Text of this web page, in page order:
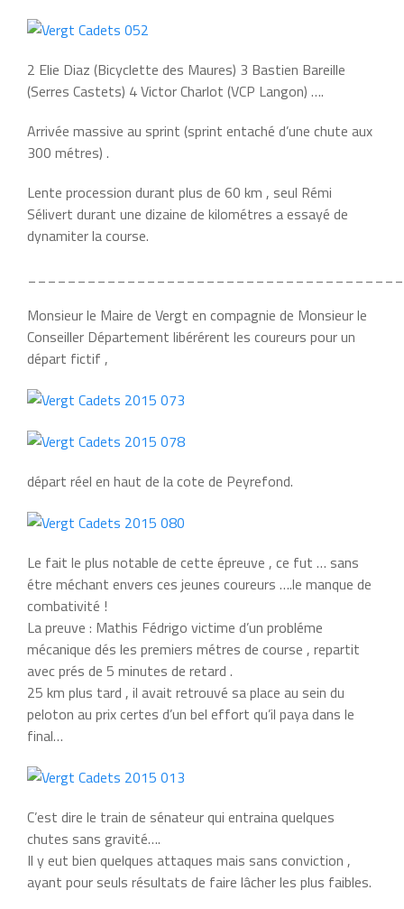
2 Elie Diaz (Bicyclette des Maures) 3 Bastien Bareille
(Serres Castets) 4 Victor Charlot (VCP Langon) ….
Arrivée massive au sprint (sprint entaché d’une chute aux
300 métres) .
Lente procession durant plus de 60 km , seul Rémi
Sélivert durant une dizaine de kilométres a essayé de
dynamiter la course.
Monsieur le Maire de Vergt en compagnie de Monsieur le
Conseiller Département libérérent les coureurs pour un
départ fictif ,
départ réel en haut de la cote de Peyrefond.
Le fait le plus notable de cette épreuve , ce fut … sans
étre méchant envers ces jeunes coureurs ….le manque de
combativité !
La preuve : Mathis Fédrigo victime d’un probléme
mécanique dés les premiers métres de course , repartit
avec prés de 5 minutes de retard .
25 km plus tard , il avait retrouvé sa place au sein du
peloton au prix certes d’un bel effort qu’il paya dans le
final…
C’est dire le train de sénateur qui entraina quelques
chutes sans gravité….
Il y eut bien quelques attaques mais sans conviction ,
ayant pour seuls résultats de faire lâcher les plus faibles.